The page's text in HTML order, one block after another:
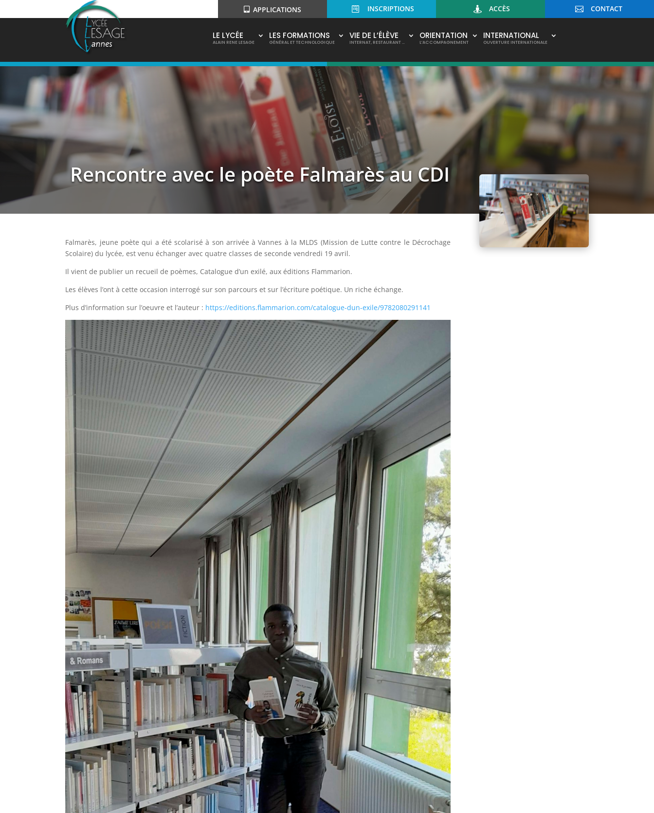
APPLICATIONS  INSCRIPTIONS  ACCÈS  CONTACT
LE LYCÉE
ALAIN RENE LESAGE
LES FORMATIONS
GÉNÉRAL ET TECHNOLOGIQUE
VIE DE L’ÉLÈVE
INTERNAT, RESTAURANT …
ORIENTATION
L’ACCOMPAGNEMENT
INTERNATIONAL
OUVERTURE INTERNATIONALE
Rencontre avec le poète Falmarès au CDI
Falmarès, jeune poète qui a été scolarisé à son arrivée à Vannes à la MLDS (Mission de Lutte contre le Décrochage
Scolaire) du lycée, est venu échanger avec quatre classes de seconde vendredi 19 avril.
Il vient de publier un recueil de poèmes, Catalogue d’un exilé, aux éditions Flammarion.
Les élèves l’ont à cette occasion interrogé sur son parcours et sur l’écriture poétique. Un riche échange.
Plus d’information sur l’oeuvre et l’auteur : https://editions.flammarion.com/catalogue-dun-exile/9782080291141